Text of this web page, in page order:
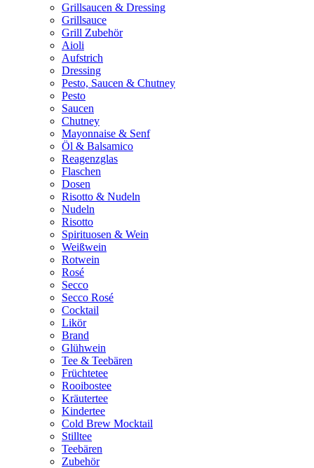
Grillsaucen & Dressing
Grillsauce
Grill Zubehör
Aioli
Aufstrich
Dressing
Pesto, Saucen & Chutney
Pesto
Saucen
Chutney
Mayonnaise & Senf
Öl & Balsamico
Reagenzglas
Flaschen
Dosen
Risotto & Nudeln
Nudeln
Risotto
Spirituosen & Wein
Weißwein
Rotwein
Rosé
Secco
Secco Rosé
Cocktail
Likör
Brand
Glühwein
Tee & Teebären
Früchtetee
Rooibostee
Kräutertee
Kindertee
Cold Brew Mocktail
Stilltee
Teebären
Zubehör